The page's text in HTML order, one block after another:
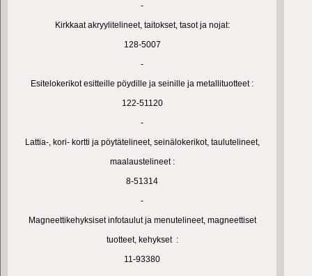
-
Kirkkaat akryylitelineet, taitokset, tasot ja nojat:
128-5007
-
Esitelokerikot esitteille pöydille ja seinille ja metallituotteet :
122-51120
-
Lattia-, kori- kortti ja pöytätelineet, seinälokerikot, taulutelineet,
maalaustelineet :
8-51314
-
Magneettikehyksiset infotaulut ja menutelineet, magneettiset
tuotteet, kehykset :
11-93380